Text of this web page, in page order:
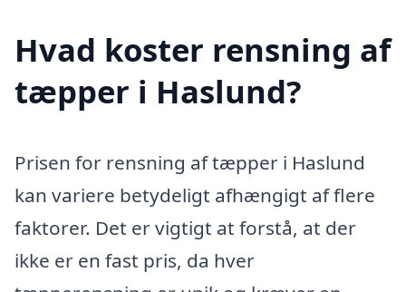
Hvad koster rensning af
tæpper i Haslund?
Prisen for rensning af tæpper i Haslund
kan variere betydeligt afhængigt af flere
faktorer. Det er vigtigt at forstå, at der
ikke er en fast pris, da hver